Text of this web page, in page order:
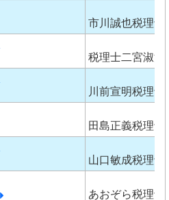
市川誠也税理士
税理士二宮淑浩
川前宣明税理士
田島正義税理士
山口敏成税理士
あおぞら税理士